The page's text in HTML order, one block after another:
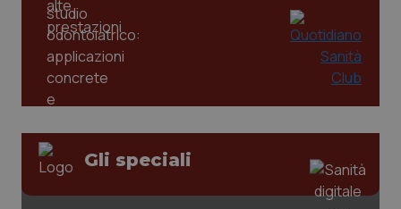
Gli speciali
CookieScriptConsent
www.quotidianosanita.it